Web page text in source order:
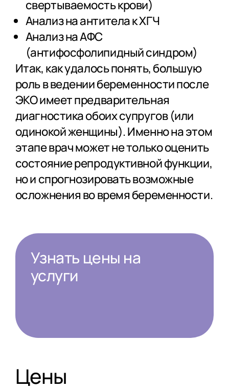
свертываемость крови)
Анализ на антитела к ХГЧ
Анализ на АФС
(антифосфолипидный синдром)
Итак, как удалось понять, большую
роль в ведении беременности после
ЭКО имеет предварительная
диагностика обоих супругов (или
одинокой женщины). Именно на этом
этапе врач может не только оценить
состояние репродуктивной функции,
но и спрогнозировать возможные
осложнения во время беременности.
Узнать цены на
услуги
Цены